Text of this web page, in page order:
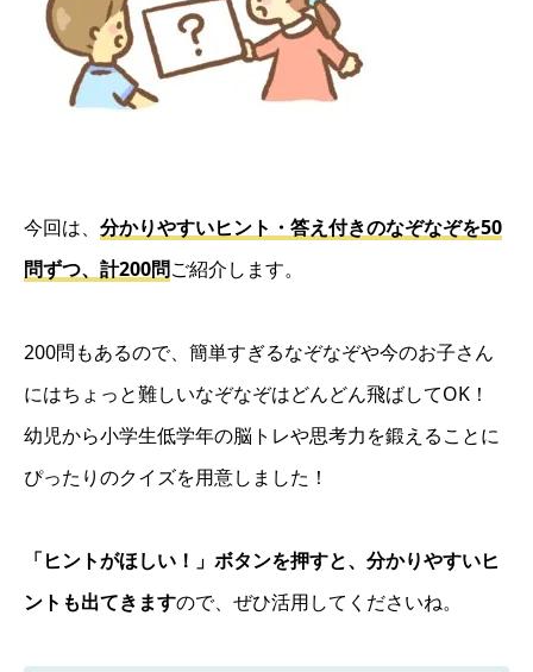
今回は、 分かりやすいヒント・答え付きのなぞなぞを50
問ずつ、計200問ご紹介します。
200問もあるので、簡単すぎるなぞなぞや今のお子さん
にはちょっと難しいなぞなぞはどんどん飛ばしてOK！
幼児から小学生低学年の脳トレや思考力を鍛えることに
ぴったりのクイズを用意しました！
「ヒントがほしい！」ボタンを押すと、分かりやすいヒ
ントも出てきますので、ぜひ活用してくださいね。